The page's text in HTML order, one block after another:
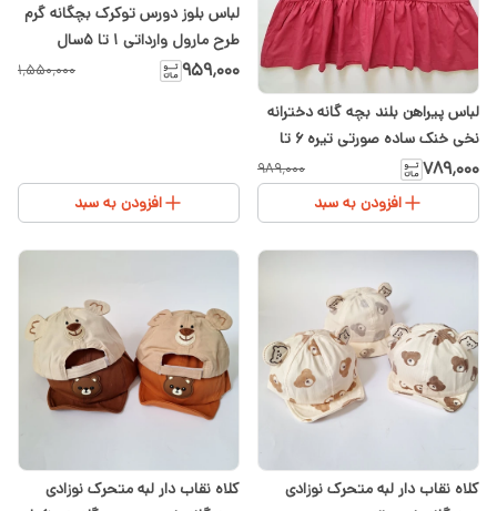
لباس پیراهن بلند بچه گانه دخترانه
نخی خنک ساده صورتی تیره ۶ تا
۸سال
۷۸۹٬۰۰۰ ۹۸۹٬۰۰۰
افزودن به سبد
لباس بلوز دورس توکرک بچگانه گرم
طرح مارول وارداتی ۱ تا ۵سال
۹۵۹٬۰۰۰ ۱٬۵۵۰٬۰۰۰
افزودن به سبد
کلاه نقاب دار لبه متحرک نوزادی
کلاه نقاب دار لبه متحرک نوزادی